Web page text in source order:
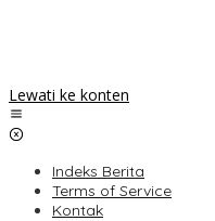
Lewati ke konten
Indeks Berita
Terms of Service
Kontak